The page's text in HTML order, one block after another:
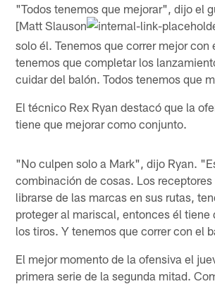
"Todos tenemos que mejorar", dijo el
[Matt Slauson
solo él. Tenemos que correr mejor con
tenemos que completar los
cuidar del balón. Todos tenemos que
El técnico Rex Ryan destacó que la
tiene que mejorar como conjunto.
"No culpen solo a Mark", dijo Ryan.
combinación de cosas. Los receptores
librarse de las marcas en sus rutas,
proteger al mariscal, entonces él tiene
los tiros. Y tenemos que correr con el
El mejor momento de la ofensiva el
primera serie de la segunda mitad.